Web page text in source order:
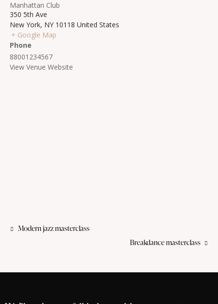
Manhattan Club
350 5th Ave
New York, NY 10118 United States
+ Google Map
Phone
88001234567
View Venue Website
Modern jazz masterclass
Breakdance masterclass